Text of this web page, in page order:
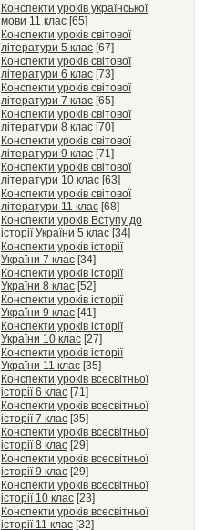
Конспекти уроків української
мови 11 клас [65]
Конспекти уроків світової
літератури 5 клас [67]
Конспекти уроків світової
літератури 6 клас [73]
Конспекти уроків світової
літератури 7 клас [65]
Конспекти уроків світової
літератури 8 клас [70]
Конспекти уроків світової
літератури 9 клас [71]
Конспекти уроків світової
літератури 10 клас [63]
Конспекти уроків світової
літератури 11 клас [68]
Конспекти уроків Вступу до
історії України 5 клас [34]
Конспекти уроків історії
України 7 клас [34]
Конспекти уроків історії
України 8 клас [52]
Конспекти уроків історії
України 9 клас [41]
Конспекти уроків історії
України 10 клас [27]
Конспекти уроків історії
України 11 клас [35]
Конспекти уроків всесвітньої
історії 6 клас [71]
Конспекти уроків всесвітньої
історії 7 клас [35]
Конспекти уроків всесвітньої
історії 8 клас [29]
Конспекти уроків всесвітньої
історії 9 клас [29]
Конспекти уроків всесвітньої
історії 10 клас [23]
Конспекти уроків всесвітньої
історії 11 клас [32]